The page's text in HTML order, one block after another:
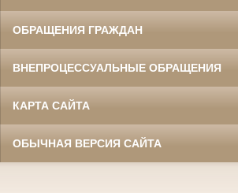
ОБРАЩЕНИЯ ГРАЖДАН
ВНЕПРОЦЕССУАЛЬНЫЕ ОБРАЩЕНИЯ
КАРТА САЙТА
ОБЫЧНАЯ ВЕРСИЯ САЙТА